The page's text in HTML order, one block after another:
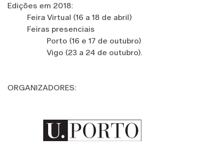
Edições em 2018:
Feira Virtual (16 a 18 de abril)
Feiras presenciais
Porto (16 e 17 de outubro)
Vigo (23 a 24 de outubro).
ORGANIZADORES: